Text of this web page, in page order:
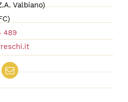
Valbiano)
489